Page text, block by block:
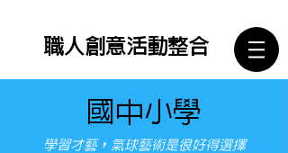
​職人創意活動整合
國中小學
學習才藝，氣球藝術是很好得選擇